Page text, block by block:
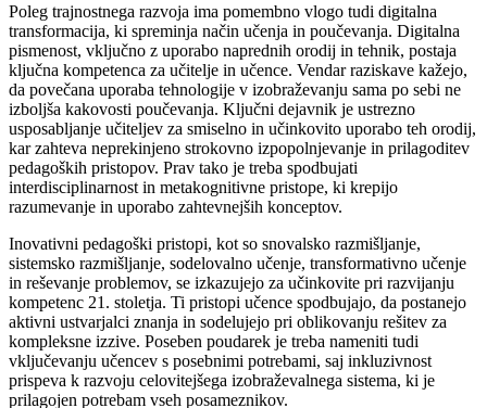
Poleg trajnostnega razvoja ima pomembno vlogo tudi digitalna
transformacija, ki spreminja način učenja in poučevanja. Digitalna
pismenost, vključno z uporabo naprednih orodij in tehnik, postaja
ključna kompetenca za učitelje in učence. Vendar raziskave kažejo,
da povečana uporaba tehnologije v izobraževanju sama po sebi ne
izboljša kakovosti poučevanja. Ključni dejavnik je ustrezno
usposabljanje učiteljev za smiselno in učinkovito uporabo teh orodij,
kar zahteva neprekinjeno strokovno izpopolnjevanje in prilagoditev
pedagoških pristopov. Prav tako je treba spodbujati
interdisciplinarnost in metakognitivne pristope, ki krepijo
razumevanje in uporabo zahtevnejših konceptov.
Inovativni pedagoški pristopi, kot so snovalsko razmišljanje,
sistemsko razmišljanje, sodelovalno učenje, transformativno učenje
in reševanje problemov, se izkazujejo za učinkovite pri razvijanju
kompetenc 21. stoletja. Ti pristopi učence spodbujajo, da postanejo
aktivni ustvarjalci znanja in sodelujejo pri oblikovanju rešitev za
kompleksne izzive. Poseben poudarek je treba nameniti tudi
vključevanju učencev s posebnimi potrebami, saj inkluzivnost
prispeva k razvoju celovitejšega izobraževalnega sistema, ki je
prilagojen potrebam vseh posameznikov.